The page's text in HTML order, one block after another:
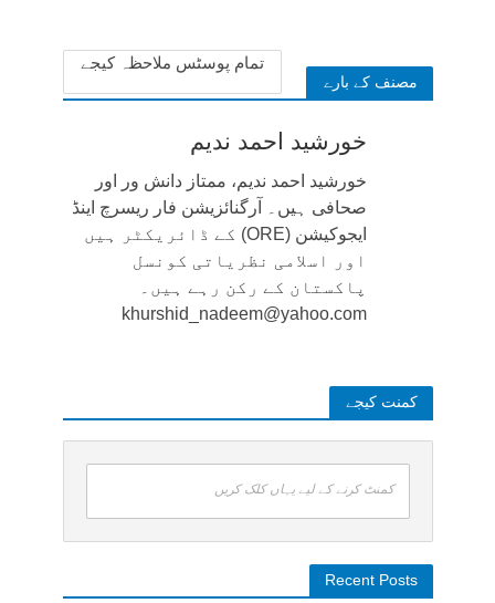
مصنف کے بارے
تمام پوسٹس ملاحظہ کیجے
خورشید احمد ندیم
خورشید احمد ندیم، ممتاز دانش ور اور
صحافی ہیں۔ آرگنائزیشن فار ریسرچ اینڈ
ایجوکیشن (ORE) کے ڈائریکٹر ہیں
اور اسلامی نظریاتی کونسل
پاکستان کے رکن رہے ہیں۔
khurshid_nadeem@yahoo.com
کمنت کیجے
کمنٹ کرنے کے لیے یہاں کلک کریں
Recent Posts